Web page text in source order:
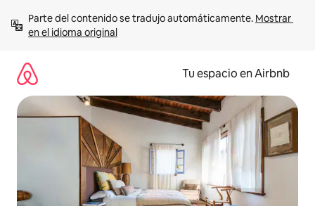
contenido
Parte del contenido se tradujo automáticamente. Mostrar
en el idioma original
Tu espacio en Airbnb